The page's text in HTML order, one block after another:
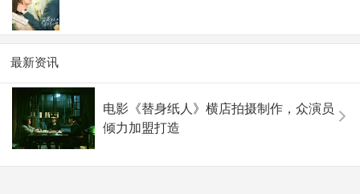
最新资讯
电影《替身纸人》横店拍摄制作，众演员
倾力加盟打造